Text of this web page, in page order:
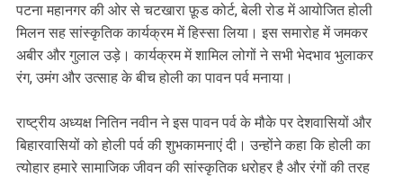
पटना महानगर की ओर से चटखारा फ़ूड कोर्ट, बेली रोड में आयोजित होली
मिलन सह सांस्कृतिक कार्यक्रम में हिस्सा लिया। इस समारोह में जमकर
अबीर और गुलाल उड़े। कार्यक्रम में शामिल लोगों ने सभी भेदभाव भुलाकर
रंग, उमंग और उत्साह के बीच होली का पावन पर्व मनाया।
‎राष्ट्रीय अध्यक्ष नितिन नवीन ने इस पावन पर्व के मौके पर देशवासियों और
बिहारवासियों को होली पर्व की शुभकामनाएं दी। उन्होंने कहा कि होली का
त्योहार हमारे सामाजिक जीवन की सांस्कृतिक धरोहर है और रंगों की तरह